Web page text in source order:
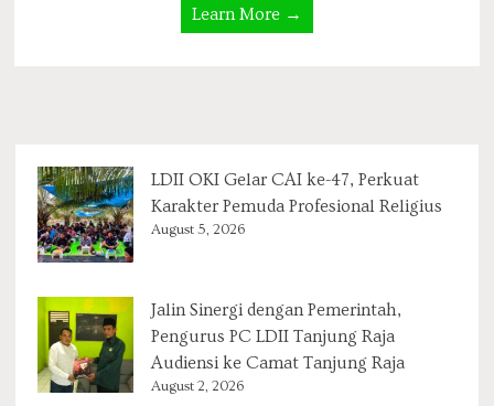
Learn More →
LDII OKI Gelar CAI ke-47, Perkuat
Karakter Pemuda Profesional Religius
August 5, 2026
Jalin Sinergi dengan Pemerintah,
Pengurus PC LDII Tanjung Raja
Audiensi ke Camat Tanjung Raja
August 2, 2026